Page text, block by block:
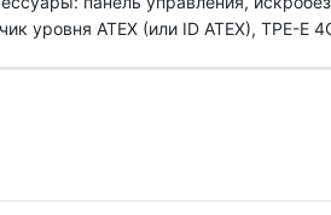
уровня ATEX (или ID ATEX), TPE-E